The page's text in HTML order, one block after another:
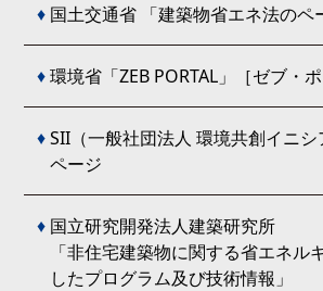
♦ 国土交通省 「建築物省エネ法のペ
♦環境省「ZEB PORTAL」［ゼブ・ポ
♦SII（一般社団法人 環境共創イニ
ページ
♦ 国立研究開発法人建築研究所
「非住宅建築物に関する省エネル
したプログラム及び技術情報」